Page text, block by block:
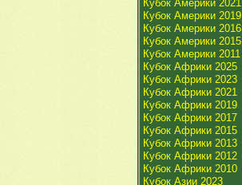
Кубок Америки 2021
Кубок Америки 2019
Кубок Америки 2016
Кубок Америки 2015
Кубок Америки 2011
Кубок Африки 2025
Кубок Африки 2023
Кубок Африки 2021
Кубок Африки 2019
Кубок Африки 2017
Кубок Африки 2015
Кубок Африки 2013
Кубок Африки 2012
Кубок Африки 2010
Кубок Азии 2023